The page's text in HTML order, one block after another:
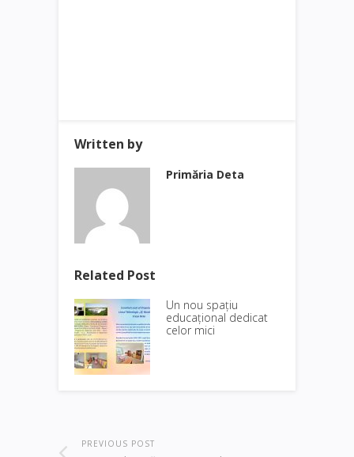
Written by
Primăria Deta
Related Post
Un nou spațiu
educațional dedicat
celor mici
PREVIOUS POST